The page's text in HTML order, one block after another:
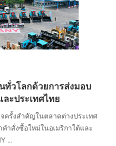
ทั่วโลกด้วยการส่งมอบ
ะประเทศไทย
จครั้งสำคัญในตลาดต่างประเทศ
ำสั่งซื้อใหม่ในอเมริกาใต้และ
...